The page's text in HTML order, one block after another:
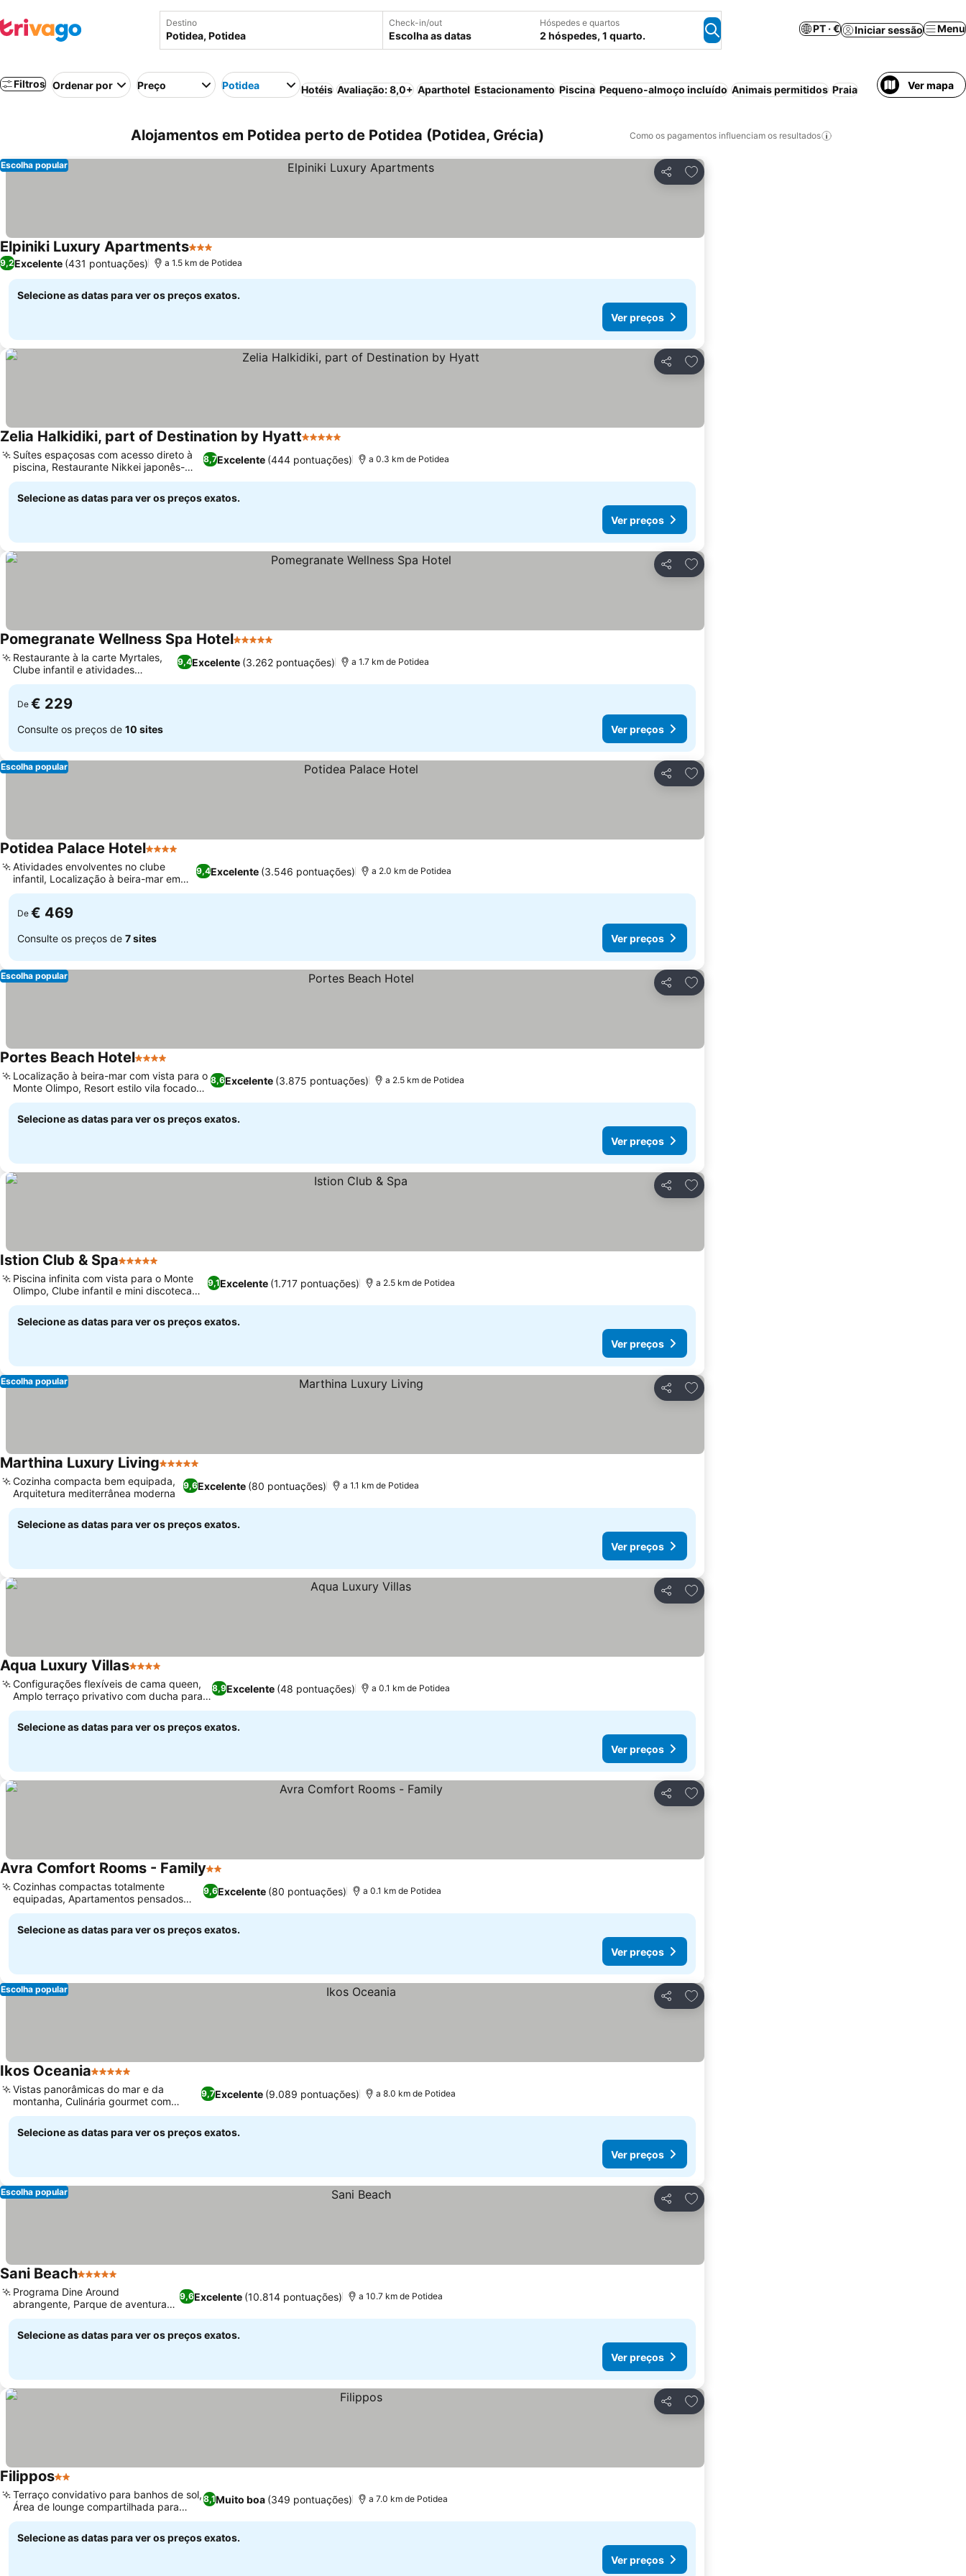
Destino Check-in/out
Escolha as datas
Hóspedes e quartos
2 hóspedes, 1 quarto.
PT · € Iniciar sessão Menu
Filtros Ordenar por Preço Potidea Hotéis Avaliação: 8,0+ Aparthotel Estacionamento Piscina Pequeno-almoço incluído Animais permitidos Praia Ver mapa
Alojamentos em Potidea perto de Potidea (Potidea, Grécia) Como os pagamentos influenciam os resultados
Partilhar
Adicionar aos favoritos
Escolha popular
Elpiniki Luxury Apartments3 Estrelas
9,2Excelente (431 pontuações) a 1.5 km de Potidea
Selecione as datas para ver os preços exatos.
Ver preços
Partilhar
Adicionar aos favoritos
Zelia Halkidiki, part of Destination by Hyatt5 Estrelas
8,7Excelente (444 pontuações)
Suítes espaçosas com acesso direto à
piscina, Restaurante Nikkei japonês-
peruano
a 0.3 km de Potidea
Selecione as datas para ver os preços exatos.
Ver preços
Partilhar
Adicionar aos favoritos
Pomegranate Wellness Spa Hotel5 Estrelas
9,4Excelente (3.262 pontuações)
Restaurante à la carte Myrtales,
Clube infantil e atividades
dedicadas
a 1.7 km de Potidea
De € 229
Consulte os preços de 10 sites Ver preços
Partilhar
Adicionar aos favoritos
Escolha popular
Potidea Palace Hotel4 Estrelas
9,4Excelente (3.546 pontuações)
Atividades envolventes no clube
infantil, Localização à beira-mar em
Nea Potidea
a 2.0 km de Potidea
De € 469
Consulte os preços de 7 sites Ver preços
Partilhar
Adicionar aos favoritos
Escolha popular
Portes Beach Hotel4 Estrelas
8,6Excelente (3.875 pontuações)
Localização à beira-mar com vista para o
Monte Olimpo, Resort estilo vila focado
na família
a 2.5 km de Potidea
Selecione as datas para ver os preços exatos.
Ver preços
Partilhar
Adicionar aos favoritos
Istion Club & Spa5 Estrelas
9,1Excelente (1.717 pontuações)
Piscina infinita com vista para o Monte
Olimpo, Clube infantil e mini discoteca
divertidos
a 2.5 km de Potidea
Selecione as datas para ver os preços exatos.
Ver preços
Partilhar
Adicionar aos favoritos
Escolha popular
Marthina Luxury Living5 Estrelas
9,6Excelente (80 pontuações)
Cozinha compacta bem equipada,
Arquitetura mediterrânea moderna
a 1.1 km de Potidea
Selecione as datas para ver os preços exatos.
Ver preços
Partilhar
Adicionar aos favoritos
Aqua Luxury Villas4 Estrelas
8,9Excelente (48 pontuações)
Configurações flexíveis de cama queen,
Amplo terraço privativo com ducha para
os pés
a 0.1 km de Potidea
Selecione as datas para ver os preços exatos.
Ver preços
Partilhar
Adicionar aos favoritos
Avra Comfort Rooms - Family2 Estrelas
9,6Excelente (80 pontuações)
Cozinhas compactas totalmente
equipadas, Apartamentos pensados
para famílias
a 0.1 km de Potidea
Selecione as datas para ver os preços exatos.
Ver preços
Partilhar
Adicionar aos favoritos
Escolha popular
Ikos Oceania5 Estrelas
9,7Excelente (9.089 pontuações)
Vistas panorâmicas do mar e da
montanha, Culinária gourmet com
diversas cozinhas
a 8.0 km de Potidea
Selecione as datas para ver os preços exatos.
Ver preços
Partilhar
Adicionar aos favoritos
Escolha popular
Sani Beach5 Estrelas
9,6Excelente (10.814 pontuações)
Programa Dine Around
abrangente, Parque de aventuras
Sani Treetops
a 10.7 km de Potidea
Selecione as datas para ver os preços exatos.
Ver preços
Partilhar
Adicionar aos favoritos
Filippos2 Estrelas
8,1Muito boa (349 pontuações)
Terraço convidativo para banhos de sol,
Área de lounge compartilhada para
relaxar
a 7.0 km de Potidea
Selecione as datas para ver os preços exatos.
Ver preços